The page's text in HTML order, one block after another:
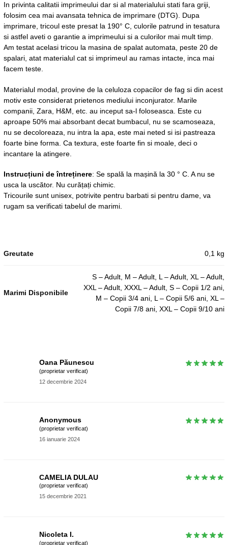
In privinta calitatii imprimeului dar si al materialului stati fara griji,
folosim cea mai avansata tehnica de imprimare (DTG). Dupa
imprimare, tricoul este presat la 190° C, culorile patrund in tesatura
si astfel aveti o garantie a imprimeului si a culorilor mai mult timp.
Am testat acelasi tricou la masina de spalat automata, peste 20 de
spalari, atat materialul cat si imprimeul au ramas intacte, inca mai
facem teste.
Materialul modal, provine de la celuloza copacilor de fag si din acest
motiv este considerat prietenos mediului inconjurator. Marile
companii, Zara, H&M, etc. au inceput sa-l foloseasca. Este cu
aproape 50% mai absorbant decat bumbacul, nu se scamoseaza,
nu se decoloreaza, nu intra la apa, este mai neted si isi pastreaza
foarte bine forma. Ca textura, este foarte fin si moale, deci o
incantare la atingere.
Instrucțiuni de întreținere: Se spală la mașină la 30 ° C. A nu se
usca la uscător. Nu curățați chimic.
Tricourile sunt unisex, potrivite pentru barbati si pentru dame, va
rugam sa verificati tabelul de marimi.
Greutate 0,1 kg
Marimi Disponibile
S – Adult, M – Adult, L – Adult, XL – Adult,
XXL – Adult, XXXL – Adult, S – Copii 1/2 ani,
M – Copii 3/4 ani, L – Copii 5/6 ani, XL –
Copii 7/8 ani, XXL – Copii 9/10 ani
Oana Păunescu
(proprietar verificat)
12 decembrie 2024
Anonymous
(proprietar verificat)
16 ianuarie 2024
CAMELIA DULAU
(proprietar verificat)
15 decembrie 2021
Nicoleta I.
(proprietar verificat)